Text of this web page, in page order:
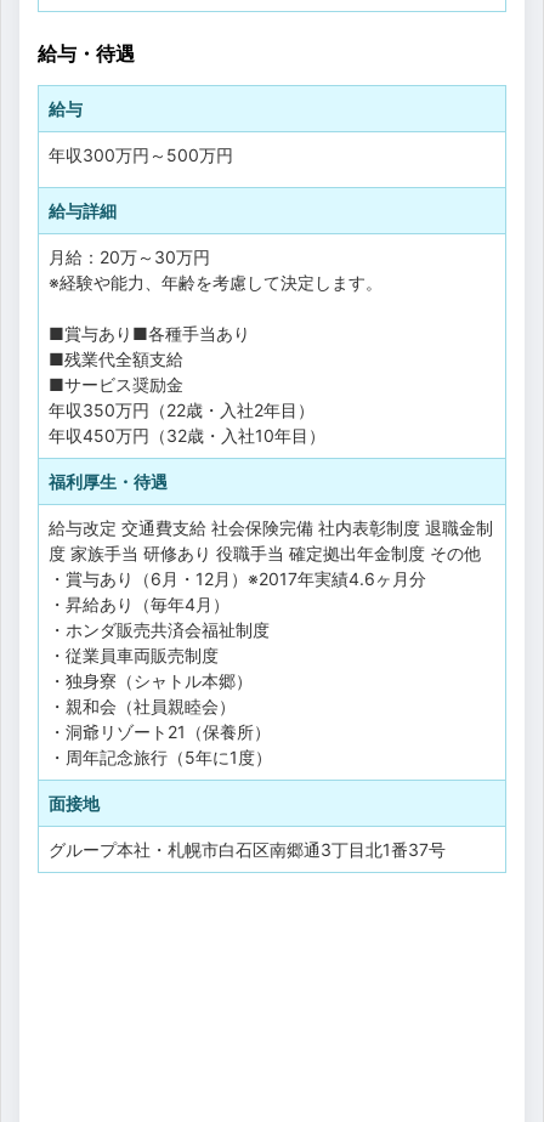
給与・待遇
給与
年収300万円 ～ 500万円
給与詳細
月給：20万～30万円
※経験や能力、年齢を考慮して決定します。
■賞与あり■各種手当あり
■残業代全額支給
■サービス奨励金
年収350万円（22歳・入社2年目）
年収450万円（32歳・入社10年目）
福利厚生・待遇
給与改定 交通費支給 社会保険完備 社内表彰制度 退職金制
度 家族手当 研修あり 役職手当 確定拠出年金制度 その他
・賞与あり（6月・12月）※2017年実績4.6ヶ月分
・昇給あり（毎年4月）
・ホンダ販売共済会福祉制度
・従業員車両販売制度
・独身寮（シャトル本郷）
・親和会（社員親睦会）
・洞爺リゾート21（保養所）
・周年記念旅行（5年に1度）
面接地
グループ本社・札幌市白石区南郷通3丁目北1番37号